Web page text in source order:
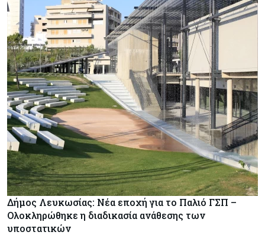
Δήμος Λευκωσίας: Νέα εποχή για το Παλιό ΓΣΠ –
Ολοκληρώθηκε η διαδικασία ανάθεσης των
υποστατικών